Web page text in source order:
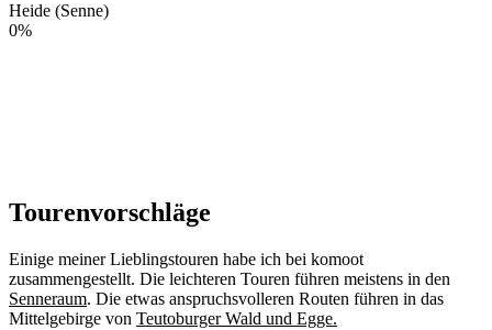
Heide (Senne)
0%
Tourenvorschläge
Einige meiner Lieblingstouren habe ich bei komoot
zusammengestellt. Die leichteren Touren führen meistens in den
Senneraum. Die etwas anspruchsvolleren Routen führen in das
Mittelgebirge von Teutoburger Wald und Egge.